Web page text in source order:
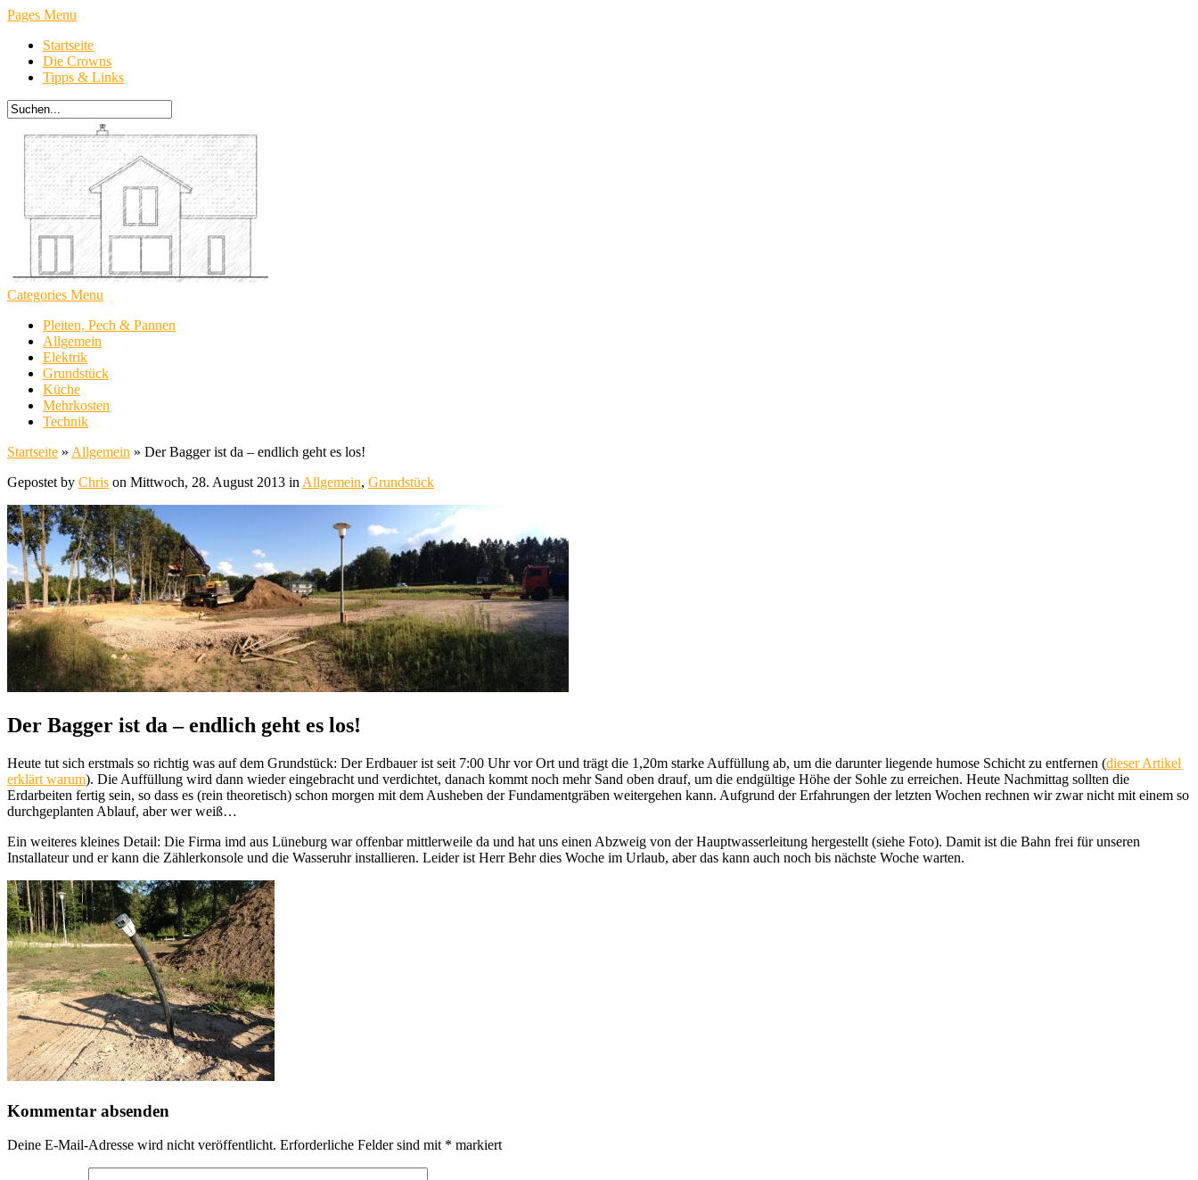
Pages Menu
Startseite
Die Crowns
Tipps & Links
Categories Menu
Pleiten, Pech & Pannen
Allgemein
Elektrik
Grundstück
Küche
Mehrkosten
Technik
Startseite » Allgemein » Der Bagger ist da – endlich geht es los!
Gepostet by Chris on Mittwoch, 28. August 2013 in Allgemein, Grundstück
Der Bagger ist da – endlich geht es los!
Heute tut sich erstmals so richtig was auf dem Grundstück: Der Erdbauer ist seit 7:00 Uhr vor Ort und trägt die 1,20m starke Auffüllung ab, um die darunter liegende humose Schicht zu entfernen (dieser Artikel
erklärt warum). Die Auffüllung wird dann wieder eingebracht und verdichtet, danach kommt noch mehr Sand oben drauf, um die endgültige Höhe der Sohle zu erreichen. Heute Nachmittag sollten die
Erdarbeiten fertig sein, so dass es (rein theoretisch) schon morgen mit dem Ausheben der Fundamentgräben weitergehen kann. Aufgrund der Erfahrungen der letzten Wochen rechnen wir zwar nicht mit einem so
durchgeplanten Ablauf, aber wer weiß…
Ein weiteres kleines Detail: Die Firma imd aus Lüneburg war offenbar mittlerweile da und hat uns einen Abzweig von der Hauptwasserleitung hergestellt (siehe Foto). Damit ist die Bahn frei für unseren
Installateur und er kann die Zählerkonsole und die Wasseruhr installieren. Leider ist Herr Behr dies Woche im Urlaub, aber das kann auch noch bis nächste Woche warten.
Kommentar absenden
Deine E-Mail-Adresse wird nicht veröffentlicht. Erforderliche Felder sind mit * markiert